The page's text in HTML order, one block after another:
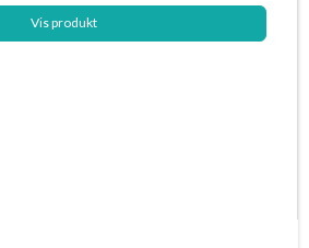
Vis produkt